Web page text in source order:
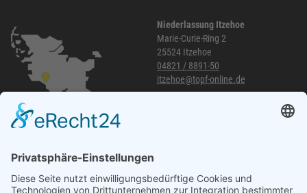
Niederlassung Itzehoe
Marie-Curie-Ring 2
25524 Itzehoe
04821 / 8891-50
itzehoe@topf-online.de
040 / 21 04 04 04-04
glinde@topf-online.de